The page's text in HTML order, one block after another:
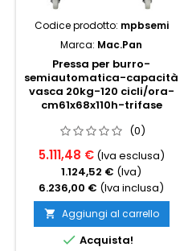
Codice prodotto: mpbsemi
Marca: Mac.Pan
Pressa per burro-
semiautomatica-capacità
vasca 20kg-120 cicli/ora-
cm61x68x110h-trifase
(0)
5.111,48 € (Iva esclusa)
1.124,52 € (Iva)
6.236,00 € (Iva inclusa)
 Aggiungi al carrello
 Acquista!